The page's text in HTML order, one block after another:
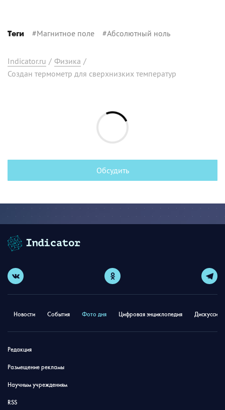
Теги #Магнитное поле #Абсолютный ноль
Indicator.ru / Физика /
Создан термометр для сверхнизких температур
Обсудить
Новости События Фото дня Цифровая энциклопедия
Редакция
Размещение рекламы
Научным учреждениям
RSS